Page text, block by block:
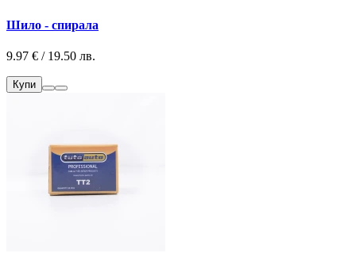
Шило - спирала
9.97 € / 19.50 лв.
Купи